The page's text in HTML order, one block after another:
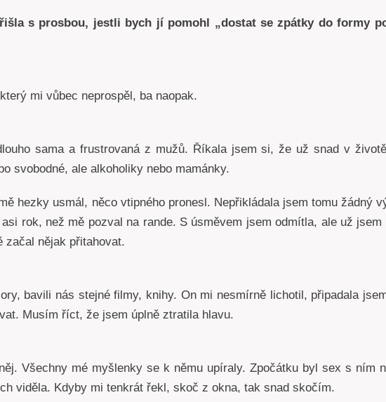
s prosbou, jestli bych jí pomohl „dostat se zpátky do formy
mi vůbec neprospěl, ba naopak.
sama a frustrovaná z mužů. Říkala jsem si, že už snad v
svobodné, ale alkoholiky nebo mamánky.
hezky usmál, něco vtipného pronesl. Nepřikládala jsem tomu žádný
rok, než mě pozval na rande. S úsměvem jsem odmítla, ale už
začal nějak přitahovat.
bavili nás stejné filmy, knihy. On mi nesmírně lichotil, připadala
Musím říct, že jsem úplně ztratila hlavu.
Všechny mé myšlenky se k němu upíraly. Zpočátku byl sex s ním
viděla. Kdyby mi tenkrát řekl, skoč z okna, tak snad skočím.